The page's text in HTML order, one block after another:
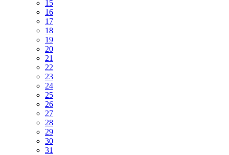
15
16
17
18
19
20
21
22
23
24
25
26
27
28
29
30
31